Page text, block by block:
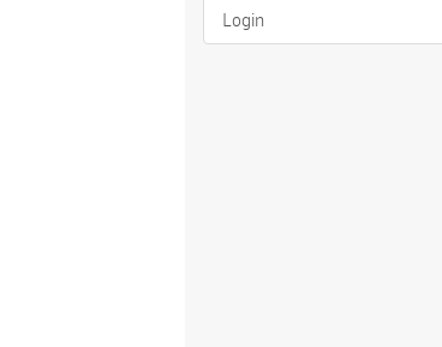
Login